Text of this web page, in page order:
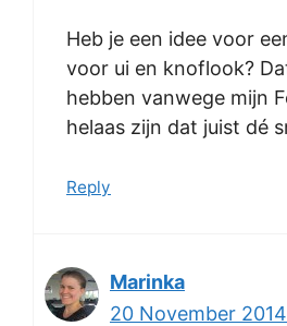
Heb je een idee voor
voor ui en knoflook?
hebben vanwege mijn
helaas zijn dat juist dé
Reply
Marinka
20 November